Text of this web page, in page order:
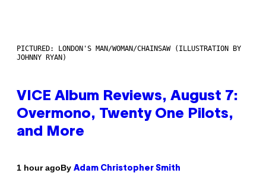
PICTURED: LONDON'S MAN/WOMAN/CHAINSAW (ILLUSTRATION BY
JOHNNY RYAN)
VICE Album Reviews, August 7:
Overmono, Twenty One Pilots,
and More
1 hour agoBy Adam Christopher Smith